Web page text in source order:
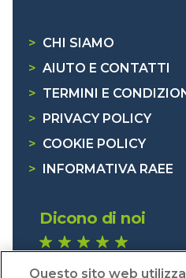
> CHI SIAMO
> AIUTO E CONTATTI
> TERMINI E
>
PRIVACY POLICY
> COOKIE POLICY
>
INFORMATIVA RAEE
Dicono di noi
Questo sito web